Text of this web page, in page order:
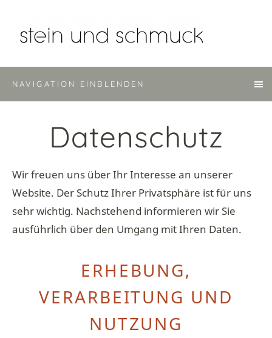
NAVIGATION EINBLENDEN
Datenschutz
Wir freuen uns über Ihr Interesse an unserer
Website. Der Schutz Ihrer Privatsphäre ist für uns
sehr wichtig. Nachstehend informieren wir Sie
ausführlich über den Umgang mit Ihren Daten.
ERHEBUNG,
VERARBEITUNG UND
NUTZUNG